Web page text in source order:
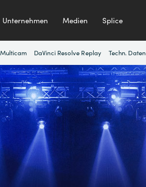
Unternehmen Medien Splice
Multicam DaVinci Resolve Replay Techn. Daten